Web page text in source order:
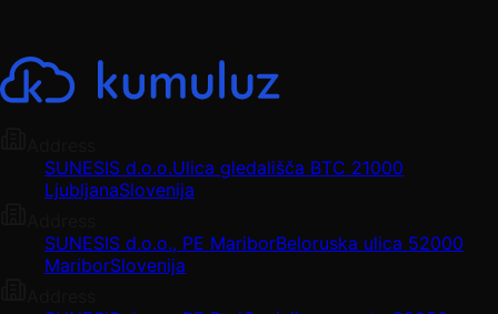
SUNESIS d.o.o.Ulica gledališča BTC 21000
LjubljanaSlovenija
SUNESIS d.o.o., PE MariborBeloruska ulica 52000
MariborSlovenija